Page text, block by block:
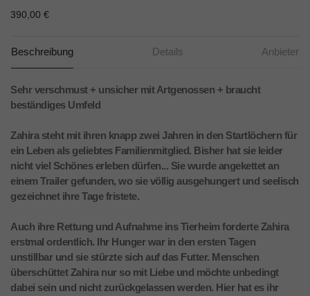
390,00 €
Beschreibung Details Anbieter
Sehr verschmust + unsicher mit Artgenossen + braucht
beständiges Umfeld
Zahira steht mit ihren knapp zwei Jahren in den Startlöchern für
ein Leben als geliebtes Familienmitglied. Bisher hat sie leider
nicht viel Schönes erleben dürfen... Sie wurde angekettet an
einem Trailer gefunden, wo sie völlig ausgehungert und seelisch
gezeichnet ihre Tage fristete.
Auch ihre Rettung und Aufnahme ins Tierheim forderte Zahira
erstmal ordentlich. Ihr Hunger war in den ersten Tagen
unstillbar und sie stürzte sich auf das Futter. Menschen
überschüttet Zahira nur so mit Liebe und möchte unbedingt
dabei sein und nicht zurückgelassen werden. Hier hat es ihr